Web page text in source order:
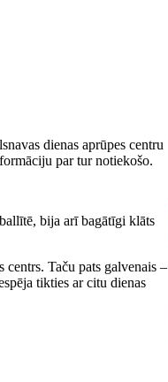
dienas aprūpes centru
par tur notiekošo.
bija arī bagātīgi klāts
Taču pats galvenais –
tikties ar citu dienas